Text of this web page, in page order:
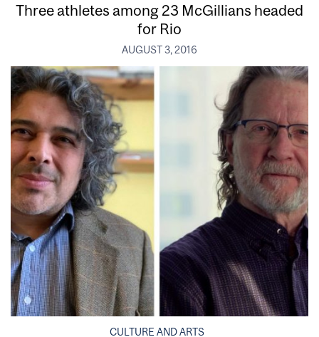
Three athletes among 23 McGillians headed
for Rio
AUGUST 3, 2016
CULTURE AND ARTS